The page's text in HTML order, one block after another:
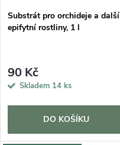
Substrát pro orchideje a další
epifytní rostliny, 1 l
90 Kč
Skladem 14 ks
DO KOŠÍKU